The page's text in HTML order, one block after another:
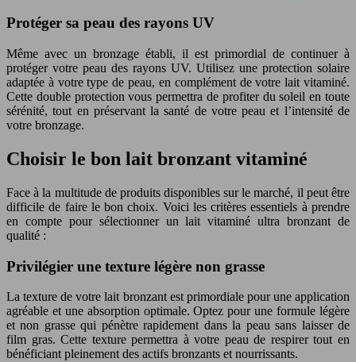
Protéger sa peau des rayons UV
Même avec un bronzage établi, il est primordial de continuer à
protéger votre peau des rayons UV. Utilisez une protection solaire
adaptée à votre type de peau, en complément de votre lait vitaminé.
Cette double protection vous permettra de profiter du soleil en toute
sérénité, tout en préservant la santé de votre peau et l’intensité de
votre bronzage.
Choisir le bon lait bronzant vitaminé
Face à la multitude de produits disponibles sur le marché, il peut être
difficile de faire le bon choix. Voici les critères essentiels à prendre
en compte pour sélectionner un lait vitaminé ultra bronzant de
qualité :
Privilégier une texture légère non grasse
La texture de votre lait bronzant est primordiale pour une application
agréable et une absorption optimale. Optez pour une formule légère
et non grasse qui pénètre rapidement dans la peau sans laisser de
film gras. Cette texture permettra à votre peau de respirer tout en
bénéficiant pleinement des actifs bronzants et nourrissants.